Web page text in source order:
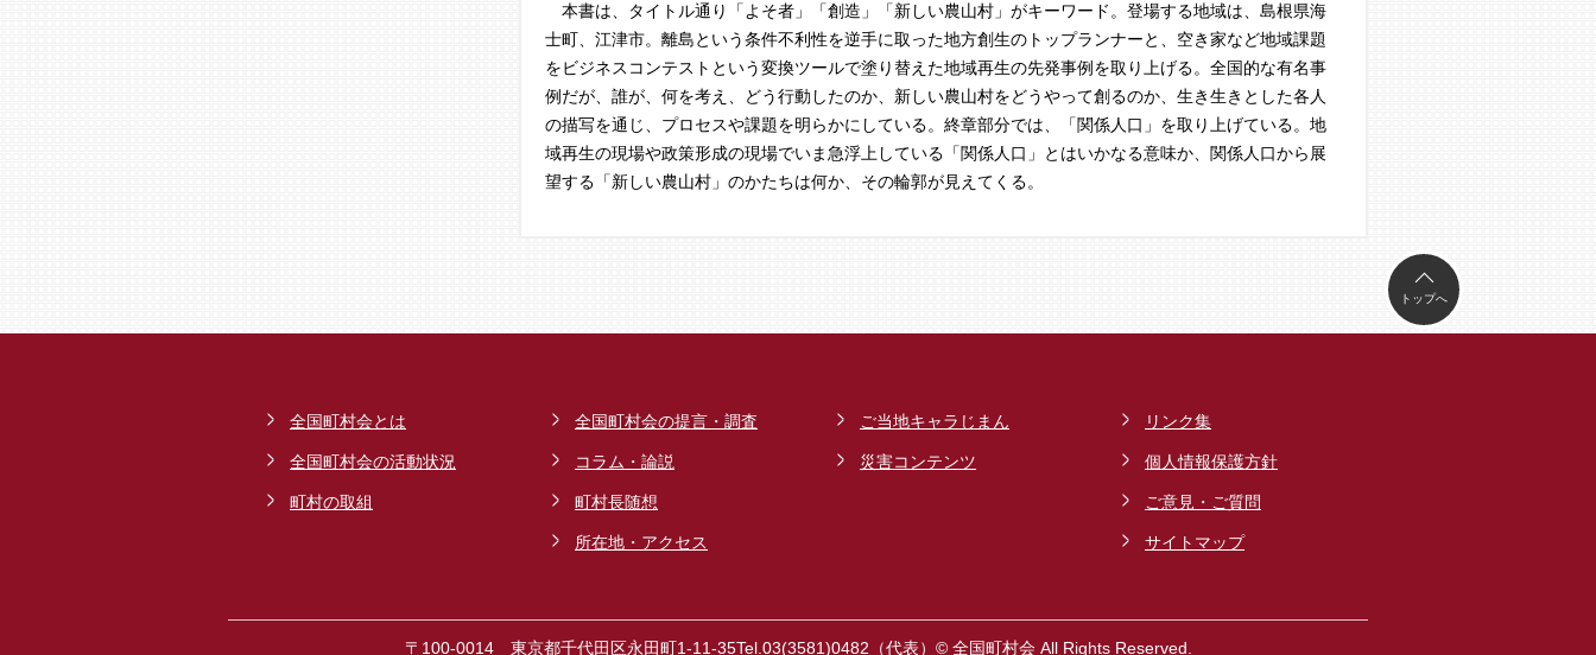
本書は、タイトル通り「よそ者」「創造」「新しい農山村」がキーワード。登場する地域は、島根県海
士町、江津市。離島という条件不利性を逆手に取った地方創生のトップランナーと、空き家など地域課題
をビジネスコンテストという変換ツールで塗り替えた地域再生の先発事例を取り上げる。全国的な有名事
例だが、誰が、何を考え、どう行動したのか、新しい農山村をどうやって創るのか、生き生きとした各人
の描写を通じ、プロセスや課題を明らかにしている。終章部分では、「関係人口」を取り上げている。地
域再生の現場や政策形成の現場でいま急浮上している「関係人口」とはいかなる意味か、関係人口から展
望する「新しい農山村」のかたちは何か、その輪郭が見えてくる。
トップへ
全国町村会とは
全国町村会の活動状況
町村の取組
全国町村会の提言・調査
コラム・論説
町村長随想
所在地・アクセス
ご当地キャラじまん
災害コンテンツ
リンク集
個人情報保護方針
ご意見・ご質問
サイトマップ
〒100-0014 東京都千代田区永田町1-11-35Tel.03(3581)0482（代表） © 全国町村会 All Rights Reserved.